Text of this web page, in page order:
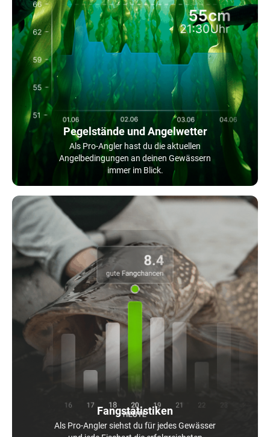
Pegelstände und Angelwetter
Als Pro-Angler hast du die aktuellen
Angelbedingungen an deinen Gewässern
immer im Blick.
Fangstatistiken
Als Pro-Angler siehst du für jedes Gewässer